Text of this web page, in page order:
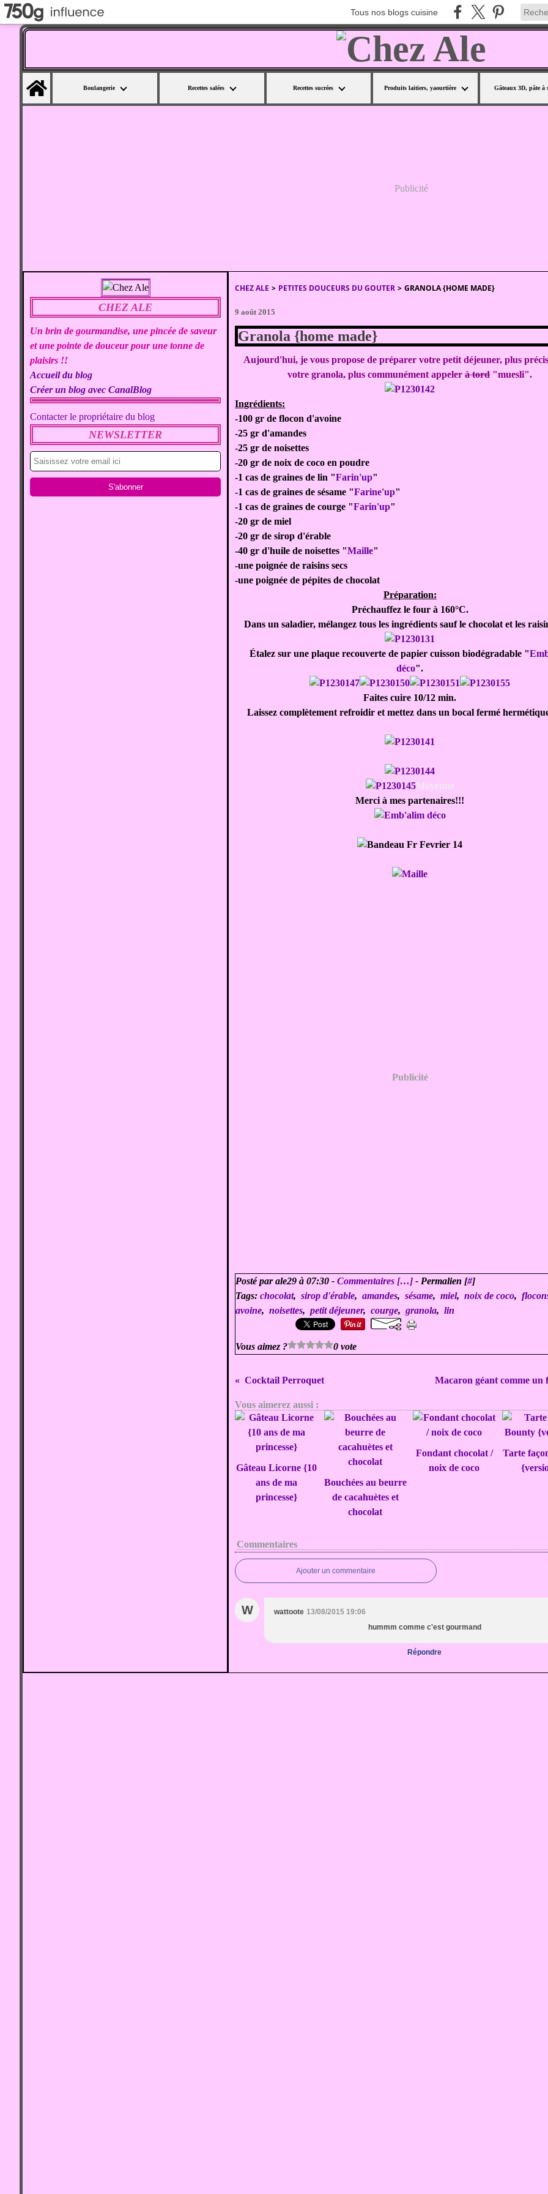
Tous nos blogs cuisine
Boulangerie
Recettes salées Recettes sucrées Produits laitiers, yaourtière Gâteaux 3D, pâte à
Publicité
CHEZ ALE
Un brin de gourmandise, une pincée de saveur
et une pointe de douceur pour une tonne de
plaisirs !!
Accueil du blog
Créer un blog avec CanalBlog
Contacter le propriétaire du blog
NEWSLETTER
CHEZ ALE > PETITES DOUCEURS DU GOUTER > GRANOLA {HOME MADE}
9 août 2015
Granola {home made}
Aujourd'hui, je vous propose de préparer votre petit déjeuner, plus
votre granola, plus communément appelerà tord"muesli".
Ingrédients:
-100 gr de flocon d'avoine
-25 gr d'amandes
-25 gr de noisettes
-20 gr de noix de coco en poudre
-1 cas de graines de lin "Farin'up"
-1 cas de graines de sésame "Farine'up"
-1 cas de graines de courge "Farin'up"
-20 gr de miel
-20 gr de sirop d'érable
-40 gr d'huile de noisettes "Maille"
-une poignée de raisins secs
-une poignée de pépites de chocolat
Préparation:
Préchauffez le four à 160°C.
Dans un saladier, mélangez tous les ingrédients sauf le chocolat et les
Étalez sur une plaque recouverte de papier cuisson biodégradable "
déco".
Faites cuire 10/12 min.
Laissez complètement refroidir et mettez dans un bocal fermé
Moyenne
Merci à mes partenaires!!!
Publicité
Posté par ale29 à 07:30 -Commentaires […] - Permalien [#]
Tags:chocolat,sirop d'érable,amandes,sésame,miel,noix de coco,
avoine,noisettes,petit déjeuner,courge,granola,lin
Vous aimez ? 0 vote
Cocktail Perroquet Macaron géant comme un
Vous aimerez aussi :
Gâteau Licorne {10
ans de ma
princesse}
Bouchées au beurre
de cacahuètes et
chocolat
Fondant chocolat /
noix de coco
Tarte
Commentaires
Ajouter un commentaire
W wattoote 13/08/2015 19:06
hummm comme c'est gourmand
Répondre